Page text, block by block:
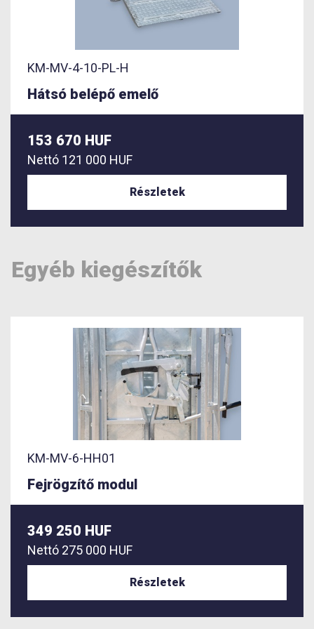
KM-MV-4-10-PL-H
Hátsó belépő emelő
153 670 HUF
Nettó 121 000 HUF
Részletek
Egyéb kiegészítők
KM-MV-6-HH01
Fejrögzítő modul
349 250 HUF
Nettó 275 000 HUF
Részletek